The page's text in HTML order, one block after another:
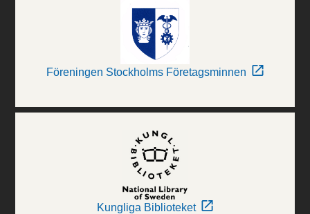
Föreningen Stockholms Företagsminnen
Kungliga Biblioteket